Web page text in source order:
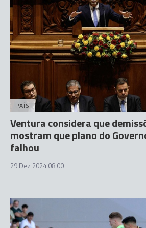
PAÍS
Ventura considera que
mostram que plano do
falhou
29 Dez 2024 08:00